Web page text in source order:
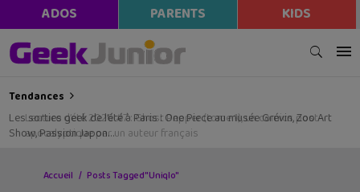
ADOS PARENTS KIDS
Tendances
Les sorties geek de l’été à Paris : One Piece au musée Grévin, Zoo Art
Show, Passion Japon…
Accueil Posts Tagged "Uniqlo"